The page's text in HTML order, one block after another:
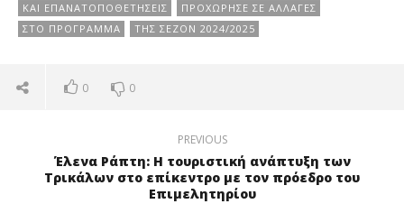
ΚΑΙ ΕΠΑΝΑΤΟΠΟΘΕΤΉΣΕΙΣ
ΠΡΟΧΏΡΗΣΕ ΣΕ ΑΛΛΑΓΈΣ
ΣΤΟ ΠΡΌΓΡΑΜΜΑ
ΤΗΣ ΣΕΖΌΝ 2024/2025
0 0
PREVIOUS
Έλενα Ράπτη: Η τουριστική ανάπτυξη των
Τρικάλων στο επίκεντρο με τον πρόεδρο του
Επιμελητηρίου